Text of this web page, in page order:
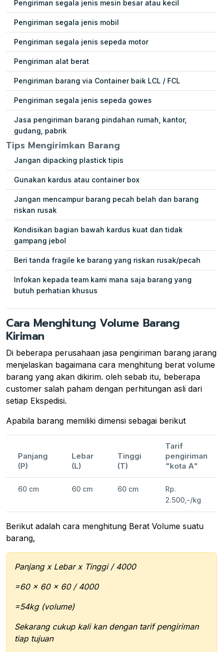
Pengiriman segala jenis mesin besar atau kecil
Pengiriman segala jenis mobil
Pengiriman segala jenis sepeda motor
Pengiriman alat berat
Pengiriman barang via Container baik LCL / FCL
Pengiriman segala jenis sepeda gowes
Jasa pengiriman barang pindahan rumah, kantor,
gudang, pabrik
Tips Mengirimkan Barang
Jangan dipacking plastick tipis
Gunakan kardus atau container box
Jangan mencampur barang pecah belah dan barang
riskan rusak
Kondisikan bagian bawah kardus kuat dan tidak
gampang jebol
Beri tanda fragile ke barang yang riskan rusak/pecah
Infokan kepada team kami mana saja barang yang
butuh perhatian khusus
Cara Menghitung Volume Barang
Kiriman
Di beberapa perusahaan jasa pengiriman barang jarang
menjelaskan bagaimana cara menghitung berat volume
barang yang akan dikirim. oleh sebab itu, beberapa
customer salah paham dengan perhitungan asli dari
setiap Ekspedisi.
Apabila barang memiliki dimensi sebagai berikut
Panjang
(P)
Lebar
(L)
Tinggi
(T)
Tarif
pengiriman
"kota A"
60 cm 60 cm 60 cm
Rp.
2.500,-/kg
Berikut adalah cara menghitung Berat Volume suatu
barang,
Panjang x Lebar x Tinggi / 4000
=60 x 60 x 60 / 4000
=54kg (volume)
Sekarang cukup kali kan dengan tarif pengiriman
tiap tujuan